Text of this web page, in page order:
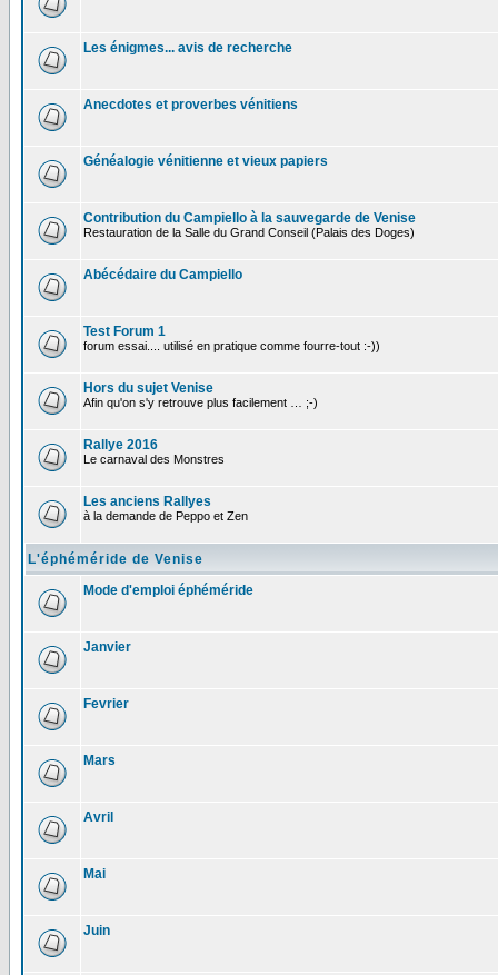
Les énigmes... avis de recherche
Anecdotes et proverbes vénitiens
Généalogie vénitienne et vieux papiers
Contribution du Campiello à la sauvegarde de Venise
Restauration de la Salle du Grand Conseil (Palais des Doges)
Abécédaire du Campiello
Test Forum 1
forum essai.... utilisé en pratique comme fourre-tout :-))
Hors du sujet Venise
Afin qu'on s'y retrouve plus facilement … ;-)
Rallye 2016
Le carnaval des Monstres
Les anciens Rallyes
à la demande de Peppo et Zen
L'éphéméride de Venise
Mode d'emploi éphéméride
Janvier
Fevrier
Mars
Avril
Mai
Juin